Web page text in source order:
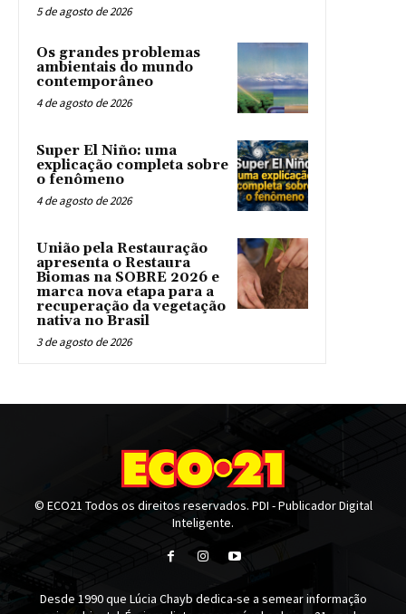
5 de agosto de 2026
Os grandes problemas
ambientais do mundo
contemporâneo
4 de agosto de 2026
Super El Niño: uma
explicação completa sobre
o fenômeno
4 de agosto de 2026
União pela Restauração
apresenta o Restaura
Biomas na SOBRE 2026 e
marca nova etapa para a
recuperação da vegetação
nativa no Brasil
3 de agosto de 2026
© ECO21 Todos os direitos reservados. PDI - Publicador Digital
Inteligente.
Desde 1990 que Lúcia Chayb dedica-se a semear informação